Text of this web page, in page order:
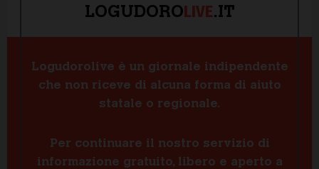
LOGUDOROLIVE.IT
Logudorolive è un giornale indipendente
che non riceve di alcuna forma di aiuto
statale o regionale.
Per continuare il nostro servizio di
informazione gratuito, libero e aperto a